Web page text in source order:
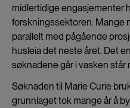
midlertidige engasjementer
forskningssektoren. Mange
parallelt med pågående
husleia det neste året. Det
søknadene går i vasken står
Søknaden til Marie Curie
grunnlaget tok mange år å